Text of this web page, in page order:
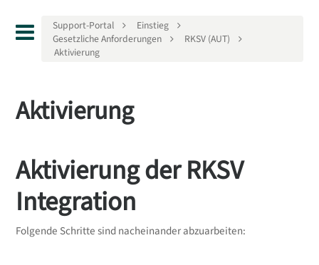
Support-Portal
Einstieg
Gesetzliche Anforderungen
RKSV (AUT)
Aktivierung
Aktivierung
Aktivierung der RKSV
Integration
Folgende Schritte sind nacheinander abzuarbeiten: